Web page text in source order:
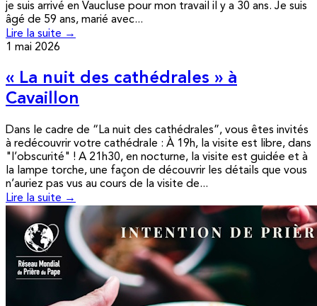
je suis arrivé en Vaucluse pour mon travail il y a 30 ans. Je suis
âgé de 59 ans, marié avec...
Lire la suite →
1 mai 2026
« La nuit des cathédrales » à
Cavaillon
Dans le cadre de “La nuit des cathédrales”, vous êtes invités
à redécouvrir votre cathédrale : À 19h, la visite est libre, dans
"l’obscurité" ! A 21h30, en nocturne, la visite est guidée et à
la lampe torche, une façon de découvrir les détails que vous
n’auriez pas vus au cours de la visite de...
Lire la suite →